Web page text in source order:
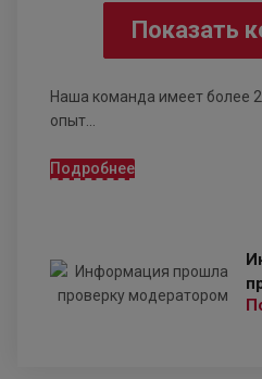
Показать
Наша команда имеет более
опыт...
Подробнее